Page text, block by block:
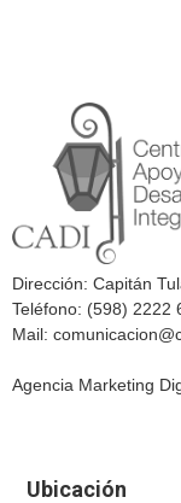
Dirección: Capitán
Teléfono: (598) 2222
Mail:
Agencia Marketing
Ubicación